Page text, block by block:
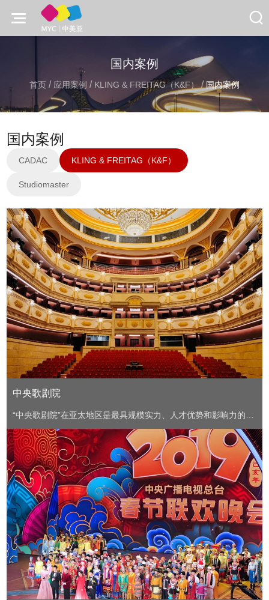
国内案例
首页 / 应用案例 / KLING & FREITAG（K&F）/国内案例
国内案例
CADAC KLING & FREITAG（K&F）
Studiomaster
中央歌剧院
“中央歌剧院”在亚太地区是最具规模实力、人才优势和影响力的国
家院团，代表国家的歌剧艺术水准，是我国表演艺术的最高殿
堂，也是最近几年中最后一个国家级剧院项目。